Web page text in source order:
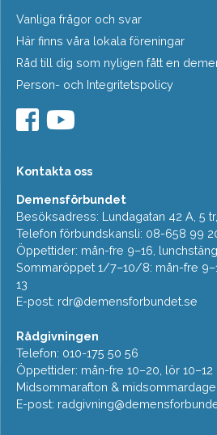
Vanliga frågor och svar
Här finns våra lokala föreningar
Råd till dig som nyligen fått en
Person- och Integritetspolicy
Kontakta oss
Demensförbundet
Besöksadress: Lundagatan 42 A, 5
Telefon förbundskansli: 08-658 99
Öppettider: mån-fre 9–16,
Sommaröppet 1/7–10/8: mån-fre
13
E-post: rdr@demensforbundet.se
Rådgivningen
Telefon: 010-175 50 56
Öppettider: mån-fre 10–20, lör 10–12
Midsommarafton &
E-post: